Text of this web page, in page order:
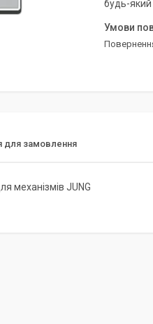
будь-
для замовлення
механізмів JUNG